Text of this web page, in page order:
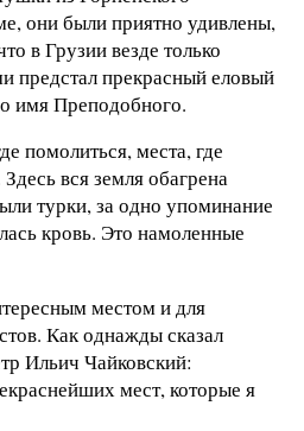
они были приятно удивлены,
в Грузии везде только
предстал прекрасный еловый
имя Преподобного.
помолиться, места, где
вся земля обагрена
турки, за одно упоминание
кровь. Это намоленные
местом и для
Как однажды сказал
Ильич Чайковский:
мест, которые я